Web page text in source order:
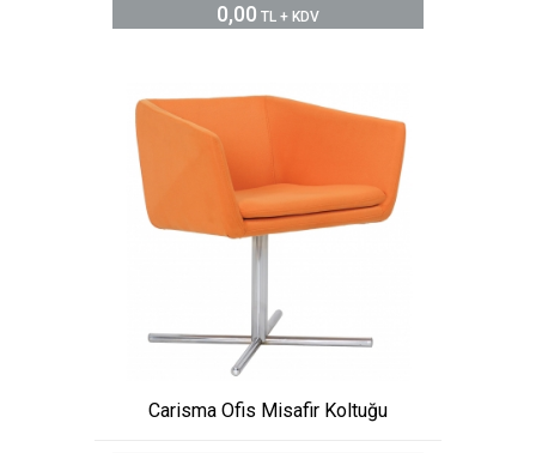
0,00 TL + KDV
Carisma Ofis Misafir Koltuğu